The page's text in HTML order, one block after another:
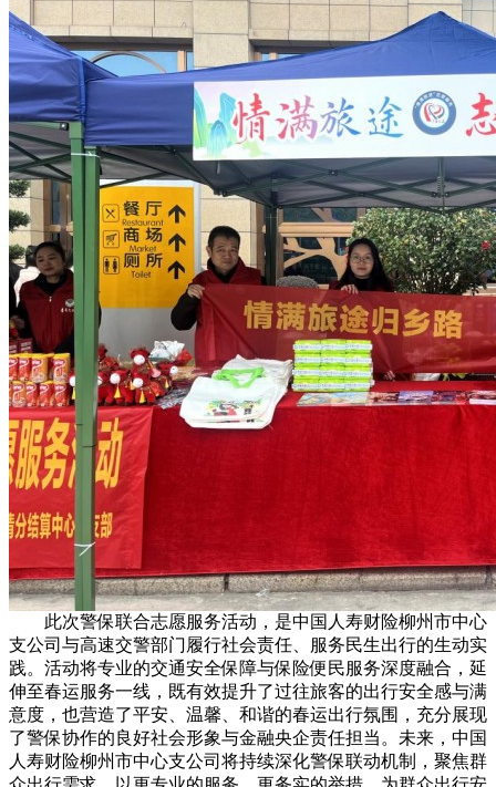
此次警保联合志愿服务活动，是中国人寿财险柳州市中心
支公司与高速交警部门履行社会责任、服务民生出行的生动实
践。活动将专业的交通安全保障与保险便民服务深度融合，延
伸至春运服务一线，既有效提升了过往旅客的出行安全感与满
意度，也营造了平安、温馨、和谐的春运出行氛围，充分展现
了警保协作的良好社会形象与金融央企责任担当。未来，中国
人寿财险柳州市中心支公司将持续深化警保联动机制，聚焦群